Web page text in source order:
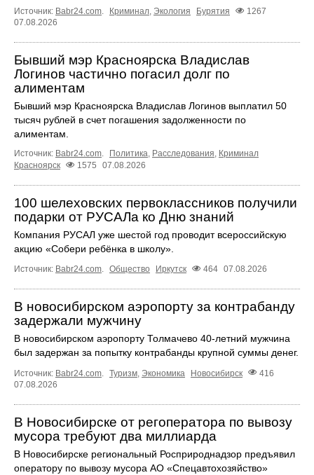
Источник: Babr24.com. Криминал, Экология Бурятия
1267
07.08.2026
Бывший мэр Красноярска Владислав
Логинов частично погасил долг по
алиментам
Бывший мэр Красноярска Владислав Логинов выплатил 50
тысяч рублей в счет погашения задолженности по
алиментам.
Источник: Babr24.com. Политика, Расследования, Криминал
Красноярск
1575 07.08.2026
100 шелеховских первоклассников получили
подарки от РУСАЛа ко Дню знаний
Компания РУСАЛ уже шестой год проводит всероссийскую
акцию «Собери ребёнка в школу».
Источник: Babr24.com. Общество Иркутск 464 07.08.2026
В новосибирском аэропорту за контрабанду
задержали мужчину
В новосибирском аэропорту Толмачево 40-летний мужчина
был задержан за попытку контрабанды крупной суммы денег.
Источник: Babr24.com Туризм Экономика Новосибирск
416
07.08.2026
В Новосибирске от регоператора по вывозу
мусора требуют два миллиарда
В Новосибирске региональный Росприроднадзор предъявил
оператору по вывозу мусора АО «Спецавтохозяйство»